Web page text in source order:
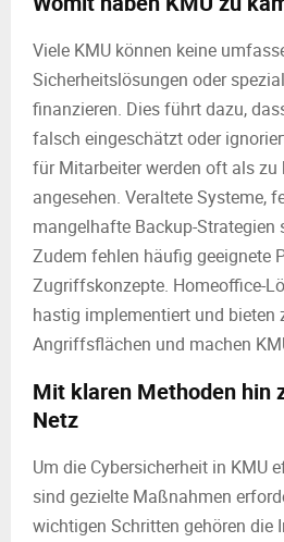
Viele KMU können keine
Sicherheitslösungen oder
finanzieren. Dies führt dazu,
falsch eingeschätzt oder
für Mitarbeiter werden oft als zu
angesehen. Veraltete Systeme,
mangelhafte Backup-Strategien
Zudem fehlen häufig geeignete
Zugriffskonzepte. Homeoffice-
hastig implementiert und bieten
Angriffsflächen und machen
Mit klaren Methoden hin
Netz
Um die Cybersicherheit in KMU
sind gezielte Maßnahmen
wichtigen Schritten gehören die